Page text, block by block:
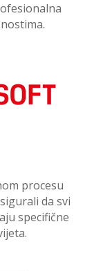
procesu
da svi
specifične